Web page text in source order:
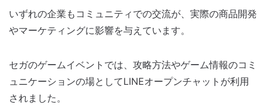
いずれの企業もコミュニティでの交流が、実際の商品開発
やマーケティングに影響を与えています。
セガのゲームイベントでは、攻略方法やゲーム情報のコミ
ュニケーションの場としてLINEオープンチャットが利用
されました。